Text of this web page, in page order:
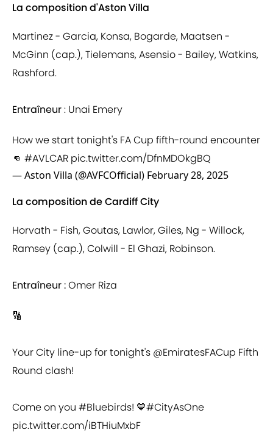
La composition d'Aston Villa
Martinez - Garcia, Konsa, Bogarde, Maatsen -
McGinn (cap.), Tielemans, Asensio - Bailey, Watkins,
Rashford.
Entraîneur: Unai Emery
How we start tonight's FA Cup fifth-round encounter
👊 #AVLCAR pic.twitter.com/DfnMDOkgBQ
— Aston Villa (@AVFCOfficial) February 28, 2025
La composition de Cardiff City
Horvath - Fish, Goutas, Lawlor, Giles, Ng - Willock,
Ramsey (cap.), Colwill - El Ghazi, Robinson.
Entraîneur :Omer Riza
🔢
Your City line-up for tonight's @EmiratesFACup Fifth
Round clash!
Come on you #Bluebirds! 💙#CityAsOne
pic.twitter.com/iBTHiuMxbF